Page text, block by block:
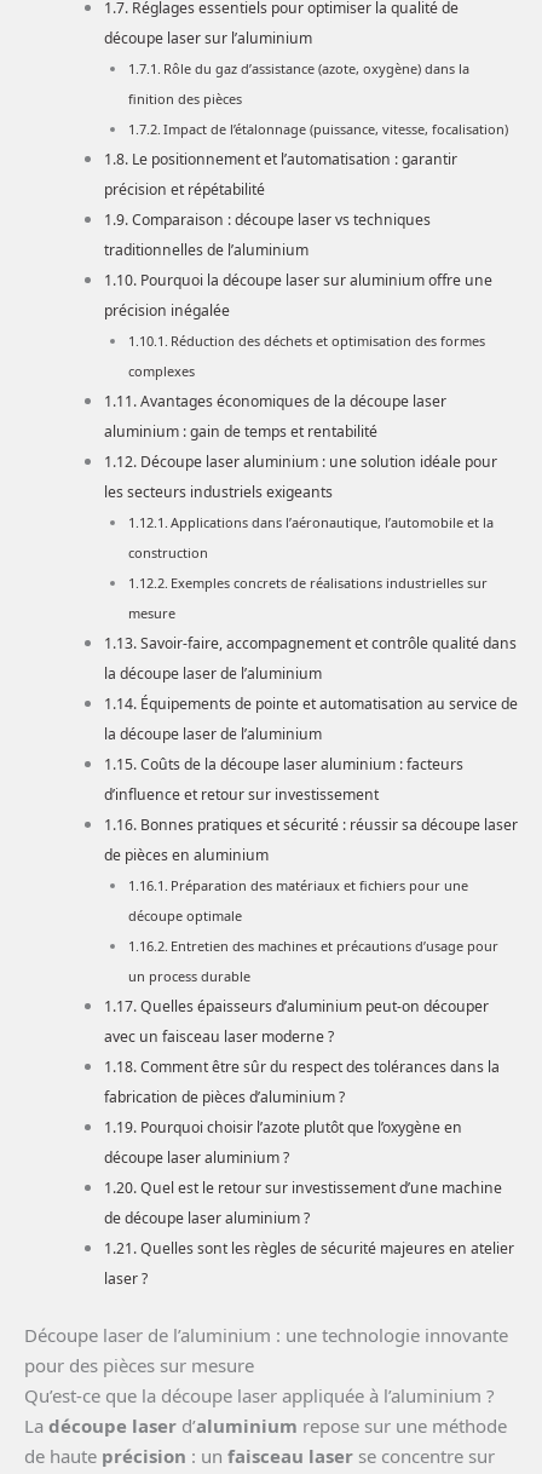
Réglages essentiels pour optimiser la qualité de
découpe laser sur l’aluminium
Rôle du gaz d’assistance (azote, oxygène) dans la
finition des pièces
Impact de l’étalonnage (puissance, vitesse, focalisation)
Le positionnement et l’automatisation : garantir
précision et répétabilité
Comparaison : découpe laser vs techniques
traditionnelles de l’aluminium
Pourquoi la découpe laser sur aluminium offre une
précision inégalée
Réduction des déchets et optimisation des formes
complexes
Avantages économiques de la découpe laser
aluminium : gain de temps et rentabilité
Découpe laser aluminium : une solution idéale pour
les secteurs industriels exigeants
Applications dans l’aéronautique, l’automobile et la
construction
Exemples concrets de réalisations industrielles sur
mesure
Savoir-faire, accompagnement et contrôle qualité dans
la découpe laser de l’aluminium
Équipements de pointe et automatisation au service de
la découpe laser de l’aluminium
Coûts de la découpe laser aluminium : facteurs
d’influence et retour sur investissement
Bonnes pratiques et sécurité : réussir sa découpe laser
de pièces en aluminium
Préparation des matériaux et fichiers pour une
découpe optimale
Entretien des machines et précautions d’usage pour
un process durable
Quelles épaisseurs d’aluminium peut-on découper
avec un faisceau laser moderne ?
Comment être sûr du respect des tolérances dans la
fabrication de pièces d’aluminium ?
Pourquoi choisir l’azote plutôt que l’oxygène en
découpe laser aluminium ?
Quel est le retour sur investissement d’une machine
de découpe laser aluminium ?
Quelles sont les règles de sécurité majeures en atelier
laser ?
Découpe laser de l’aluminium : une technologie innovante
pour des pièces sur mesure
Qu’est-ce que la découpe laser appliquée à l’aluminium ?
La découpe laser d’aluminium repose sur une méthode
de haute précision : un faisceau laser se concentre sur